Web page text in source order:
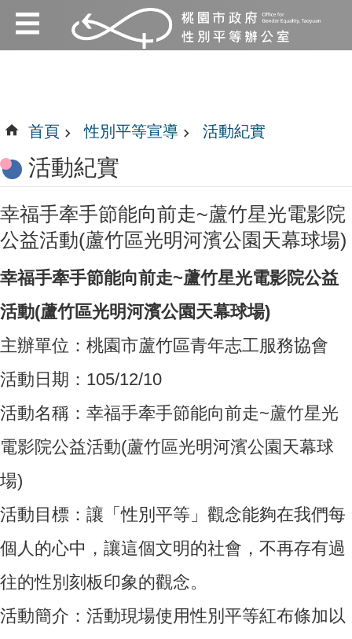
跳到主要內容區塊
:::
:::
首頁 性別平等宣導 活動紀實
活動紀實
幸福手牽手節能向前走~蘆竹星光電影院
公益活動(蘆竹區光明河濱公園天幕球場)
幸福手牽手節能向前走~蘆竹星光電影院公益
活動(蘆竹區光明河濱公園天幕球場)
主辦單位：桃園市蘆竹區青年志工服務協會
活動日期：105/12/10
活動名稱：幸福手牽手節能向前走~蘆竹星光
電影院公益活動(蘆竹區光明河濱公園天幕球
場)
活動目標：讓「性別平等」觀念能夠在我們每
個人的心中，讓這個文明的社會，不再存有過
往的性別刻板印象的觀念。
活動簡介：活動現場使用性別平等紅布條加以